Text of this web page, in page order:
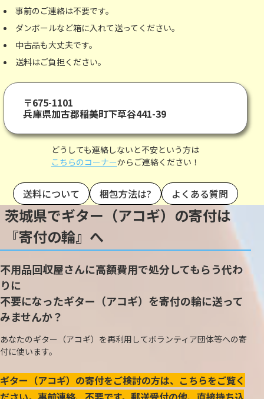
事前のご連絡は不要です。
ダンボールなど箱に入れて送ってください。
中古品も大丈夫です。
送料はご負担ください。
〒675-1101
兵庫県加古郡稲美町下草谷441-39
どうしても連絡しないと不安という方は
こちらのコーナーからご連絡ください！
送料について 梱包方法は? よくある質問
茨城県でギター（アコギ）の寄付は
『寄付の輪』へ
不用品回収屋さんに高額費用で処分してもらう代わ
りに
不要になったギター（アコギ）を寄付の輪に送って
みませんか？
あなたのギター（アコギ）を再利用してボランティア団体等への寄
付に使います。
ギター（アコギ）の寄付をご検討の方は、こちらをご覧く